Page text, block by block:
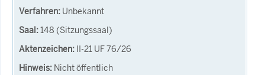
Unbekannt
148 (Sitzungssaal)
II-21 UF 76/26
Nicht öffentlich